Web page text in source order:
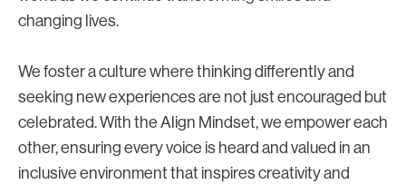
changing lives.
We foster a culture where thinking differently and
seeking new experiences are not just encouraged but
celebrated. With the Align Mindset, we empower each
other, ensuring every voice is heard and valued in an
inclusive environment that inspires creativity and